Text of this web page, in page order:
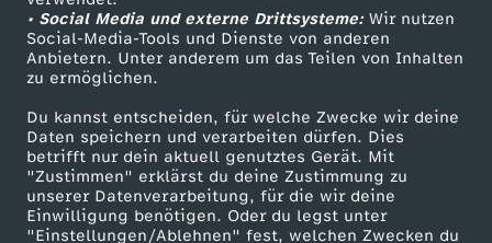
• Social Media und externe Drittsysteme:Wir nutzen
Social-Media-Tools und Dienste von anderen
Anbietern. Unter anderem um das Teilen von Inhalten
zu ermöglichen.
Du kannst entscheiden, für welche Zwecke wir deine
Daten speichern und verarbeiten dürfen. Dies
betrifft nur dein aktuell genutztes Gerät. Mit
"Zustimmen" erklärst du deine Zustimmung zu
unserer Datenverarbeitung, für die wir deine
Einwilligung benötigen. Oder du legst unter
"Einstellungen/Ablehnen" fest, welchen Zwecken du
n
T
a
g
ZDF Unternehmen
Karriere
ZDF goes Schule
Werbefernsehen
Mainzelmännchen